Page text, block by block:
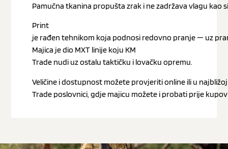
Pamučna tkanina propušta zrak i ne zadržava vlagu
Print
je rađen tehnikom koja podnosi redovno pranje — uz
Majica je dio MXT linije koju KM
Trade nudi uz ostalu taktičku i lovačku opremu.
Veličine i dostupnost možete provjeriti online ili u najbližoj
Trade poslovnici, gdje majicu možete i probati prije